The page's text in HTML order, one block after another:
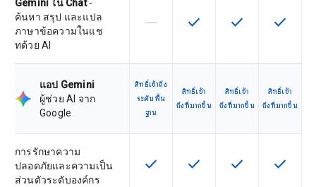
Gemini ใน Chat-
ค้นหา สรุป และแปล
ภาษาข้อความในแช
ทด้วย AI
ฟีเจอร์นี้ใช้ไม่ได้กับ SKU นี้
horizontal_rule ฟีเจอร์นี้ใช้ได้กับ SKU
check ฟีเจอร์นี้ใช้ได้กับ
check ฟีเจอร์นี้
check
แอป Gemini
ผู้ช่วย AI จาก
Google
สิทธิ์เข้าถึง
ระดับพื้น
ฐาน
สิทธิ์เข้า
ถึงที่มากขึ้น
สิทธิ์เข้า
ถึงที่มากขึ้น
สิทธิ์เข้า
ถึงที่มากขึ้น
การรักษาความ
ปลอดภัยและความเป็น
ส่วนตัวระดับองค์กร
ฟีเจอร์นี้ใช้ได้กับ SKU
check ฟีเจอร์นี้ใช้ได้กับ SKU
check ฟีเจอร์นี้ใช้ได้กับ
check ฟีเจอร์นี้
check